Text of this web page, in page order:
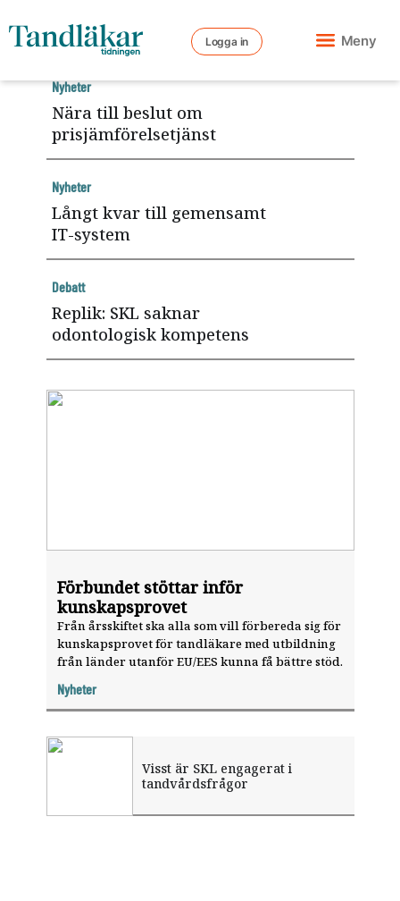
Logga in Meny
Förbundet stöttar inför
kunskapsprovet
Från årsskiftet ska alla som vill förbereda sig för
kunskapsprovet för tandläkare med utbildning
från länder utanför EU/EES kunna få bättre stöd.
Nyheter
Nära till beslut om
prisjämförelsetjänst
Nyheter
Långt kvar till gemensamt
IT-system
Nyheter
Replik: SKL saknar
odontologisk kompetens
Debatt
Visst är SKL engagerat i
tandvårdsfrågor